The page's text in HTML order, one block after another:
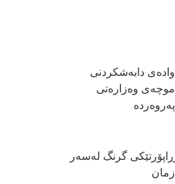
وادەی دابەشكردنی
موچەی وەزارەتی
پەروەردە
ڕاپۆرتێكی گرنگ لەسەر
زمان